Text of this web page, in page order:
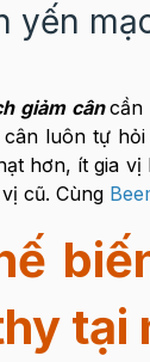
yến
giảm câncần
cân luôn tự
hơn, ít gia
cũ. Cùng
tại